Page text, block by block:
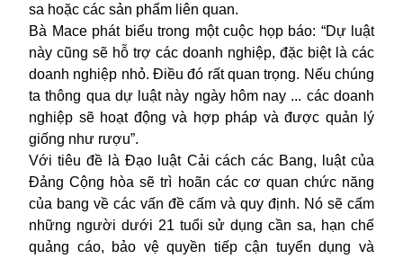
sa hoặc các sản phẩm liên quan.
Bà Mace phát biểu trong một cuộc họp báo: “Dự luật
này cũng sẽ hỗ trợ các doanh nghiệp, đặc biệt là các
doanh nghiệp nhỏ. Điều đó rất quan trọng. Nếu chúng
ta thông qua dự luật này ngày hôm nay ... các doanh
nghiệp sẽ hoạt động và hợp pháp và được quản lý
giống như rượu”.
Với tiêu đề là Đạo luật Cải cách các Bang, luật của
Đảng Cộng hòa sẽ trì hoãn các cơ quan chức năng
của bang về các vấn đề cấm và quy định. Nó sẽ cấm
những người dưới 21 tuổi sử dụng cần sa, hạn chế
quảng cáo, bảo vệ quyền tiếp cận tuyển dụng và